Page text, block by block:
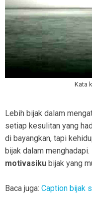
Kata
Lebih bijak dalam
setiap kesulitan yang
di bayangkan, tapi
bijak dalam
motivasiku bijak yang
Baca juga: Caption bijak